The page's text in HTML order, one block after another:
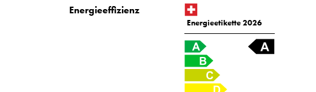
Energieeffizienz
Energieetikette 2026